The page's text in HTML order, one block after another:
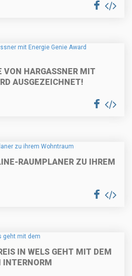
VON HARGASSNER MIT
AUSGEZEICHNET!
RAUMPLANER ZU IHREM
IN WELS GEHT MIT DEM
INTERNORM